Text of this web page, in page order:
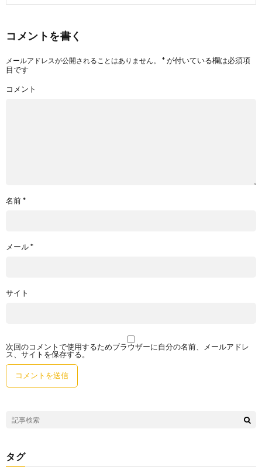
コメントを書く
メールアドレスが公開されることはありません。 *が付いている欄は必須項
目です
コメント
名前*
メール*
サイト
次回のコメントで使用するためブラウザーに自分の名前、メールアドレ
ス、サイトを保存する。
タグ